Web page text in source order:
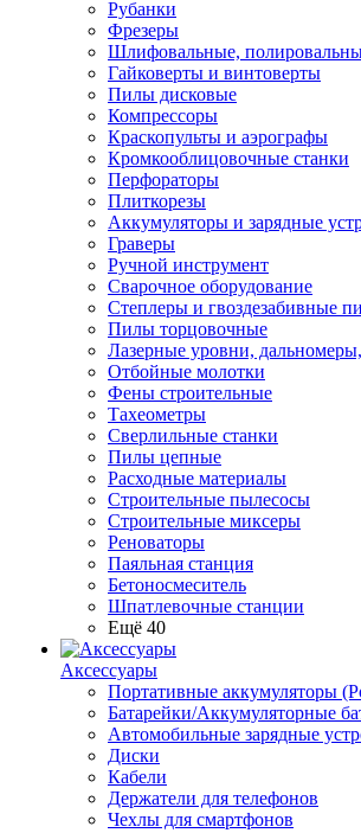
Рубанки
Фрезеры
Шлифовальные,
Гайковерты и винтоверты
Пилы дисковые
Компрессоры
Краскопульты и аэрографы
Кромкооблицовочные станки
Перфораторы
Плиткорезы
Аккумуляторы и зарядные
Граверы
Ручной инструмент
Сварочное оборудование
Степлеры и гвоздезабивные
Пилы торцовочные
Лазерные уровни,
Отбойные молотки
Фены строительные
Тахеометры
Сверлильные станки
Пилы цепные
Расходные материалы
Строительные пылесосы
Строительные миксеры
Реноваторы
Паяльная станция
Бетоносмеситель
Шпатлевочные станции
Ещё 40
Аксессуары
Портативные аккумуляторы
Батарейки/Аккумуляторные
Автомобильные зарядные
Диски
Кабели
Держатели для телефонов
Чехлы для смартфонов